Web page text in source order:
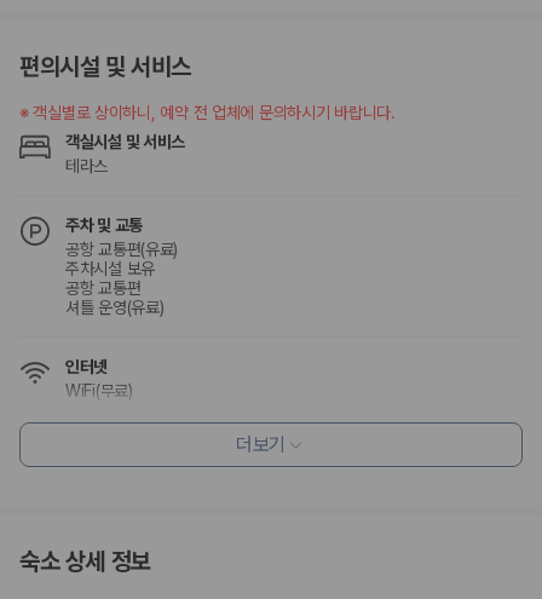
편의시설 및 서비스
※객실별로 상이하니, 예약 전 업체에 문의하시기 바랍니다.
객실시설 및 서비스
테라스
주차 및 교통
공항 교통편(유료)
주차시설 보유
공항 교통편
셔틀 운영(유료)
인터넷
WiFi(무료)
편의시설
테라스
더보기
숙소 상세 정보